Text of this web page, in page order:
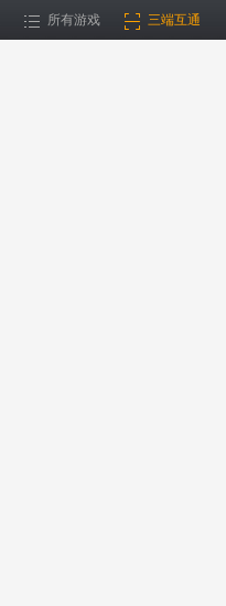
三端互通
所有游戏